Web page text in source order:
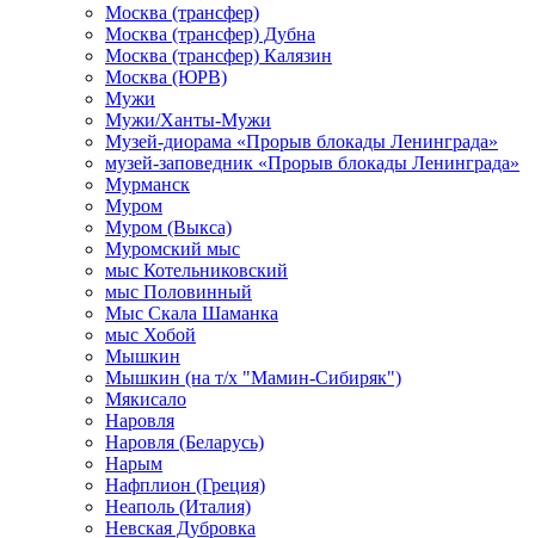
Москва (трансфер)
Москва (трансфер) Дубна
Москва (трансфер) Калязин
Москва (ЮРВ)
Мужи
Мужи/Ханты-Мужи
Музей-диорама «Прорыв блокады Ленинграда»
музей-заповедник «Прорыв блокады Ленинграда»
Мурманск
Муром
Муром (Выкса)
Муромский мыс
мыс Котельниковский
мыс Половинный
Мыс Скала Шаманка
мыс Хобой
Мышкин
Мышкин (на т/х "Мамин-Сибиряк")
Мякисало
Наровля
Наровля (Беларусь)
Нарым
Нафплион (Греция)
Неаполь (Италия)
Невская Дубровка